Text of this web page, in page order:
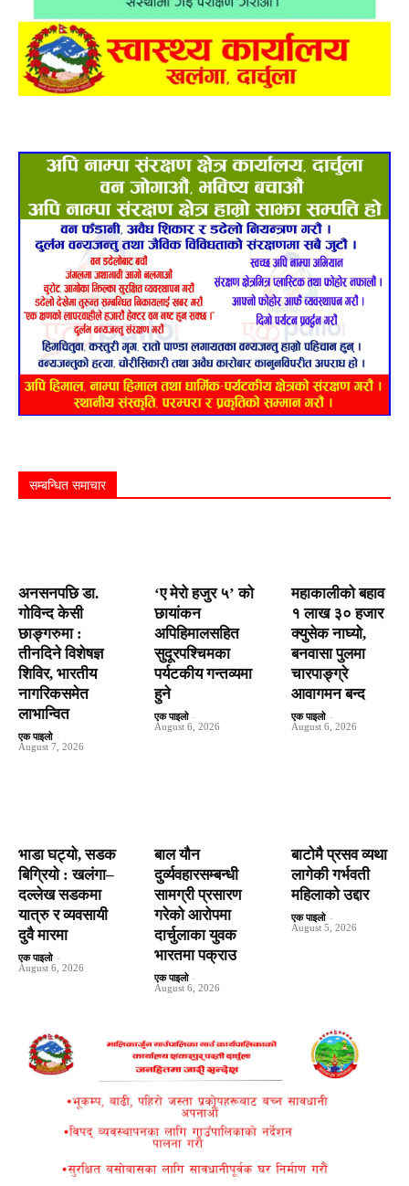
सम्बन्धित समाचार
अनसनपछि डा.
गोविन्द केसी
छाङ्गरुमा :
तीनदिने विशेषज्ञ
शिविर, भारतीय
नागरिकसमेत
लाभान्वित
एक पाइलो -
August 7, 2026
‘ए मेरो हजुर ५’ को
छायांकन
अपिहिमालसहित
सुदूरपश्चिमका
पर्यटकीय गन्तव्यमा
हुने
एक पाइलो -
August 6, 2026
महाकालीको बहाव
१ लाख ३० हजार
क्युसेक नाघ्यो,
बनवासा पुलमा
चारपाङ्ग्रे
आवागमन बन्द
एक पाइलो -
August 6, 2026
भाडा घट्यो, सडक
बिग्रियो : खलंगा–
दल्लेख सडकमा
यात्रु र व्यवसायी
दुवै मारमा
एक पाइलो -
August 6, 2026
बाल यौन
दुर्व्यवहारसम्बन्धी
सामग्री प्रसारण
गरेको आरोपमा
दार्चुलाका युवक
भारतमा पक्राउ
एक पाइलो -
August 6, 2026
बाटाेमै प्रसव व्यथा
लागेकी गर्भवती
महिलाको उद्दार
एक पाइलो -
August 5, 2026